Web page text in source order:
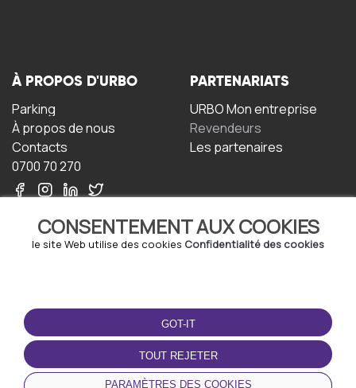
CONSENTEMENT AUX COOKIES
le site Web utilise des cookies Confidentialité des cookies
GOT-IT
TOUT REJETER
PARAMÈTRES DES COOKIES
À PROPOS D'URBO
Parking
À propos de nous
Contacts
0700 70 270
PARTENARIATS
URBO Mon entreprise
Revendeurs
Les partenaires
TERMS-OF-USE
Termes et conditions
Politique de confidentialité
Politique relative aux
cookies
TÉLÉCHARGEZ
L'APPLICATION